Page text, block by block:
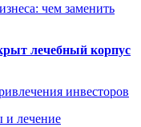
чем заменить
лечебный корпус
инвесторов
и лечение